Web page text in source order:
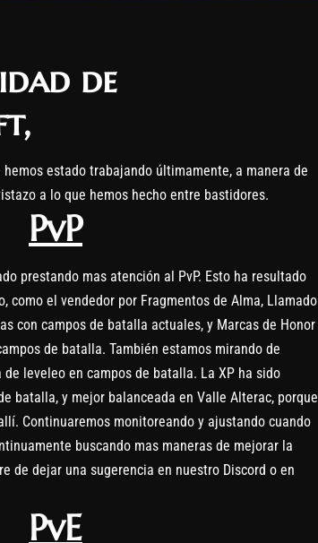
de
estado trabajando últimamente, a manera de
a lo que hemos hecho entre bastidores.
PvP
prestando mas atención al PvP. Esto ha resultado
como el vendedor por Fragmentos de Alma, Llamado
con campos de batalla actuales, y Marcas de Honor
de batalla. También estamos mirando de
leveleo en campos de batalla. La XP ha sido
batalla, y mejor balanceada en Valle Alterac, porque
Continuaremos monitoreando y ajustando cuando
buscando mas maneras de mejorar la
de dejar una sugerencia en nuestro Discord o en
PvE